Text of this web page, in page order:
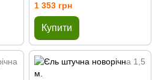
1 353 грн
Купити